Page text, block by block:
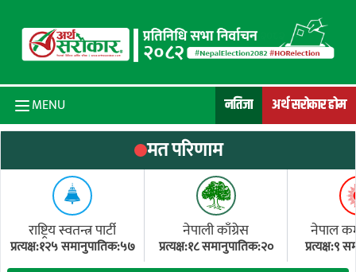
MENU नतिजा अर्थ सरोकार होम
मत परिणाम
राष्ट्रिय स्वतन्त्र पार्टी
प्रत्यक्ष:१२५ समानुपातिक:५७
नेपाली काँग्रेस
प्रत्यक्ष:१८ समानुपातिक:२०
नेपाल
प्रत्यक्ष:९